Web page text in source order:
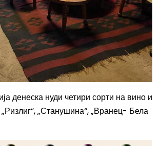
денеска нуди четири сорти на вино и
„Ризлиг“, „Станушина“, „Вранец- Бела